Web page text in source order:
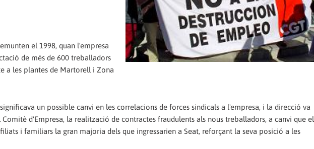
el 1998, quan l'empresa
de més de 600 treballadors
a les plantes de Martorell i Zona
un possible canvi en les correlacions de forces sindicals a l'empresa, i la direcció va
d'Empresa, la realització de contractes fraudulents als nous treballadors, a canvi que el
i familiars la gran majoria dels que ingressarien a Seat, reforçant la seva posició a les